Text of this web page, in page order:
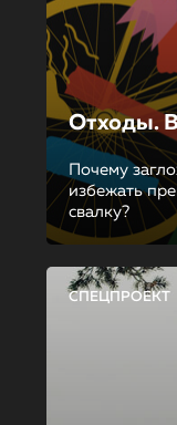
Отходы.
Почему
избежать
свалку?
СПЕЦПРОЕКТ